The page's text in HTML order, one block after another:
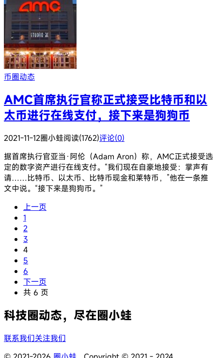
币圈动态
AMC首席执行官称正式接受比特币和以
太币进行在线支付，接下来是狗狗币
2021-11-12圈小蛙阅读(1762)评论(0)
据首席执行官亚当·阿伦（Adam Aron）称，AMC正式接受选
定的数字资产进行在线支付。“我们现在自豪地接受：掌声有
请……比特币、以太币、比特币现金和莱特币，”他在一条推
文中说。“接下来是狗狗币。”
上一页
1
2
3
4
5
6
下一页
共 6 页
科技圈动态，尽在圈小蛙
联系我们关注我们